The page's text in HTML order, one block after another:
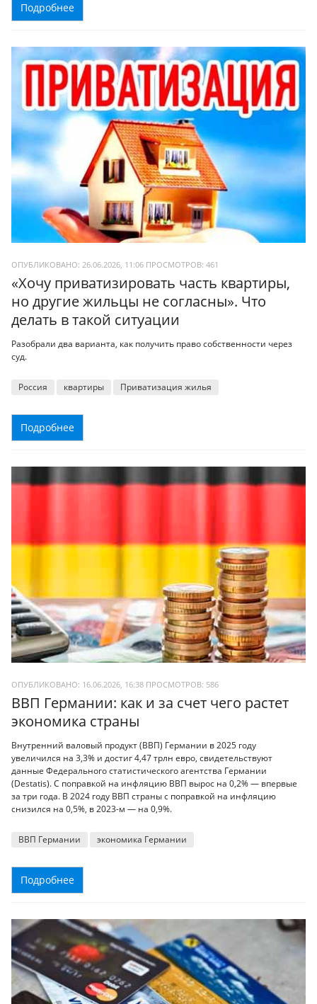
Подробнее
ОПУБЛИКОВАНО: 26.06.2026, 11:06 ПРОСМОТРОВ: 461
«Хочу приватизировать часть квартиры,
но другие жильцы не согласны». Что
делать в такой ситуации
Разобрали два варианта, как получить право собственности через
суд.
Россия квартиры Приватизация жилья
Подробнее
ОПУБЛИКОВАНО: 16.06.2026, 16:38 ПРОСМОТРОВ: 586
ВВП Германии: как и за счет чего растет
экономика страны
Внутренний валовый продукт (ВВП) Германии в 2025 году
увеличился на 3,3% и достиг 4,47 трлн евро, свидетельствуют
данные Федерального статистического агентства Германии
(Destatis). С поправкой на инфляцию ВВП вырос на 0,2% — впервые
за три года. В 2024 году ВВП страны с поправкой на инфляцию
снизился на 0,5%, в 2023-м — на 0,9%.
ВВП Германии экономика Германии
Подробнее